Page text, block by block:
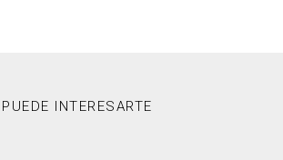
PUEDE INTERESARTE